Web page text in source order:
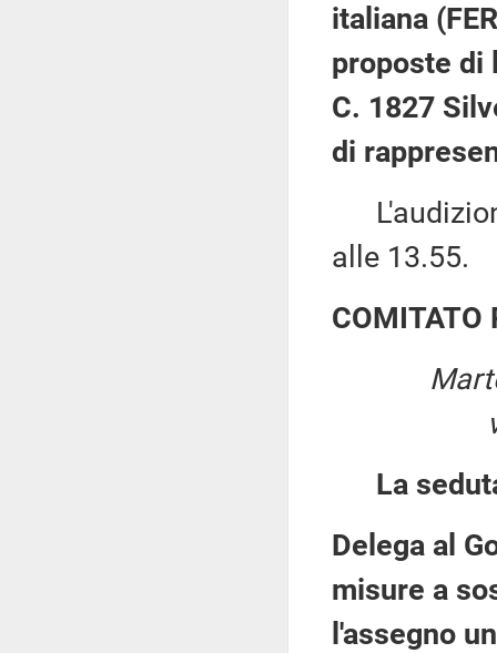
italiana
proposte di
C. 1827
di
alle 13.55.
COMITATO
La
Delega al
misure a
l'assegno